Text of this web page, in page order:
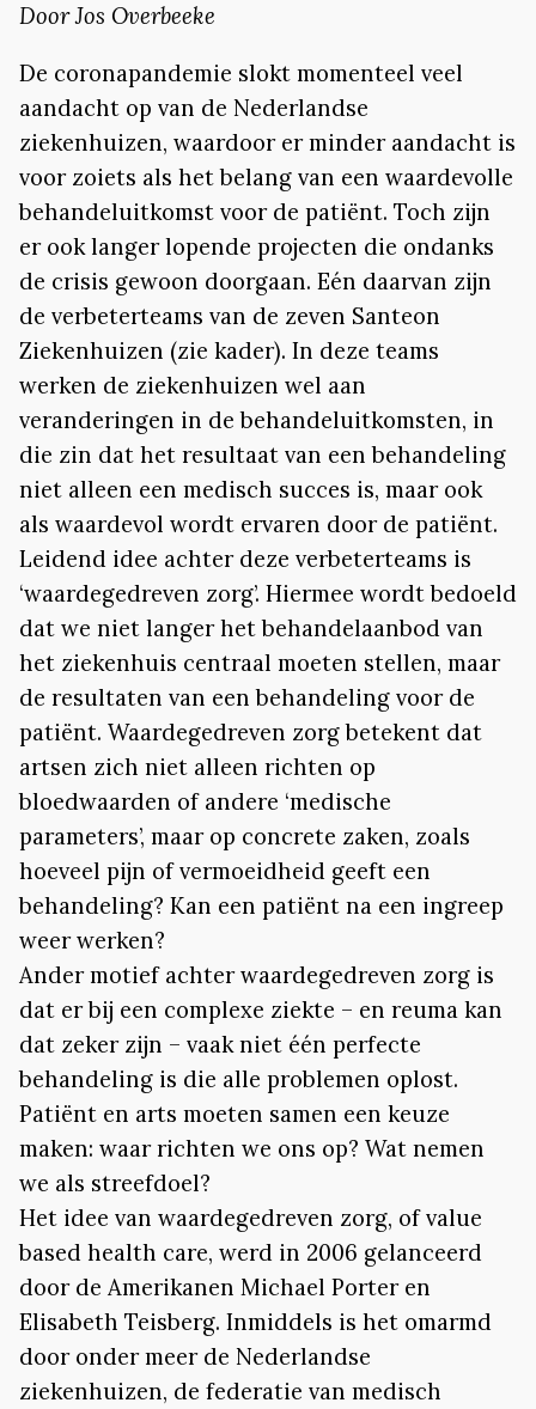
Door Jos Overbeeke
De coronapandemie slokt momenteel veel
aandacht op van de Nederlandse
ziekenhuizen, waardoor er minder aandacht is
voor zoiets als het belang van een waardevolle
behandeluitkomst voor de patiënt. Toch zijn
er ook langer lopende projecten die ondanks
de crisis gewoon doorgaan. Eén daarvan zijn
de verbeterteams van de zeven Santeon
Ziekenhuizen (zie kader). In deze teams
werken de ziekenhuizen wel aan
veranderingen in de behandeluitkomsten, in
die zin dat het resultaat van een behandeling
niet alleen een medisch succes is, maar ook
als waardevol wordt ervaren door de patiënt.
Leidend idee achter deze verbeterteams is
‘waardegedreven zorg’. Hiermee wordt bedoeld
dat we niet langer het behandelaanbod van
het ziekenhuis centraal moeten stellen, maar
de resultaten van een behandeling voor de
patiënt. Waardegedreven zorg betekent dat
artsen zich niet alleen richten op
bloedwaarden of andere ‘medische
parameters’, maar op concrete zaken, zoals
hoeveel pijn of vermoeidheid geeft een
behandeling? Kan een patiënt na een ingreep
weer werken?
Ander motief achter waardegedreven zorg is
dat er bij een complexe ziekte – en reuma kan
dat zeker zijn – vaak niet één perfecte
behandeling is die alle problemen oplost.
Patiënt en arts moeten samen een keuze
maken: waar richten we ons op? Wat nemen
we als streefdoel?
Het idee van waardegedreven zorg, of value
based health care, werd in 2006 gelanceerd
door de Amerikanen Michael Porter en
Elisabeth Teisberg. Inmiddels is het omarmd
door onder meer de Nederlandse
ziekenhuizen, de federatie van medisch